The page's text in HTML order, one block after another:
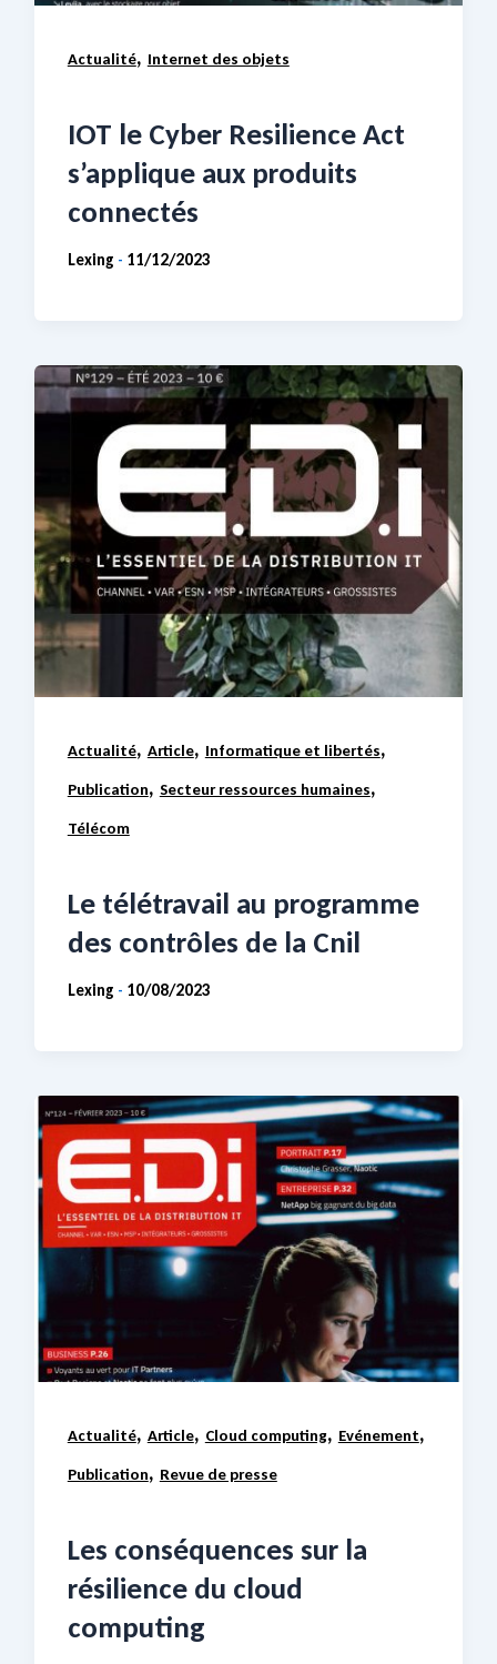
Actualité, Internet des objets
IOT le Cyber Resilience Act
s’applique aux produits
connectés
Lexing - 11/12/2023
Actualité, Article, Informatique et libertés,
Publication, Secteur ressources humaines,
Télécom
Le télétravail au programme
des contrôles de la Cnil
Lexing - 10/08/2023
Actualité, Article, Cloud computing, Evénement,
Publication, Revue de presse
Les conséquences sur la
résilience du cloud
computing